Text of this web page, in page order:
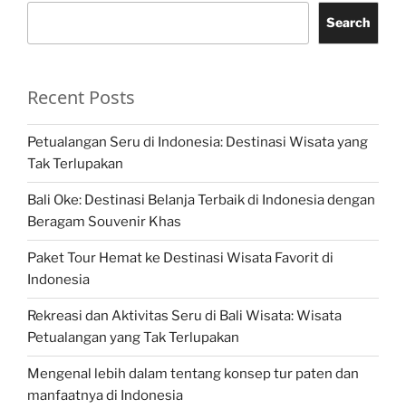
Search
Recent Posts
Petualangan Seru di Indonesia: Destinasi Wisata yang
Tak Terlupakan
Bali Oke: Destinasi Belanja Terbaik di Indonesia dengan
Beragam Souvenir Khas
Paket Tour Hemat ke Destinasi Wisata Favorit di
Indonesia
Rekreasi dan Aktivitas Seru di Bali Wisata: Wisata
Petualangan yang Tak Terlupakan
Mengenal lebih dalam tentang konsep tur paten dan
manfaatnya di Indonesia